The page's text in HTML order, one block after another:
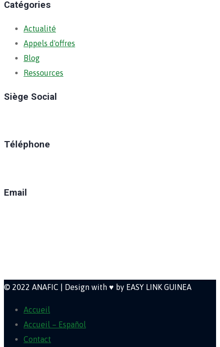
Catégories
Actualité
Appels d'offres
Blog
Ressources
Siège Social
Téléphone
Email
© 2022 ANAFIC | Design with ♥ by EASY LINK GUINEA
Accueil
Accueil – Español
Contact